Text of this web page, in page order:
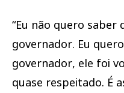
“Eu não quero saber
governador. Eu
governador, ele foi
quase respeitado. É